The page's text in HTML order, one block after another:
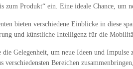
zum Produkt“ ein. Eine ideale Chance, um
bieten verschiedene Einblicke in diese
und künstliche Intelligenz für die
die Gelegenheit, um neue Ideen und
verschiedensten Bereichen